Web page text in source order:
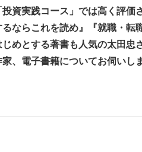
資実践コース」では高く評価
ならこれを読め』『就職・転
じめとする著書も人気の太田忠
、電子書籍についてお伺いし